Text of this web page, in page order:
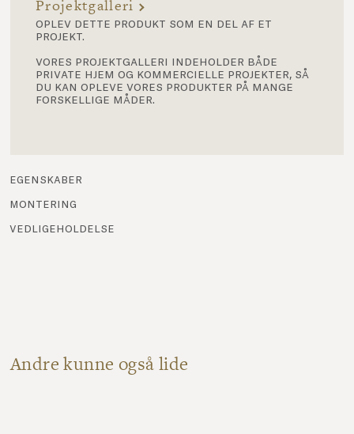
Projektgalleri
oplev dette produkt som en del af et
projekt.
vores projektgalleri indeholder både
private hjem og kommercielle projekter, så
du kan opleve vores produkter på mange
forskellige måder.
egenskaber
montering
vedligeholdelse
Andre kunne også lide